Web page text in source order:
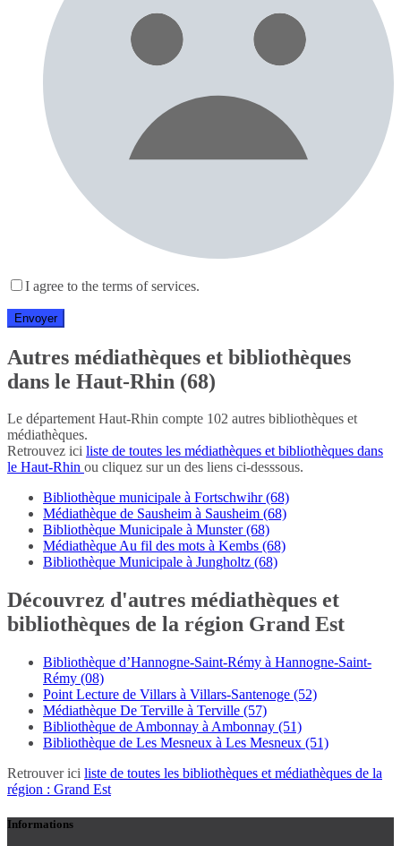
I agree to the terms of services.
Autres médiathèques et bibliothèques
dans le Haut-Rhin (68)
Le département Haut-Rhin compte 102 autres bibliothèques et
médiathèques.
Retrouvez ici liste de toutes les médiathèques et bibliothèques dans
le Haut-Rhin ou cliquez sur un des liens ci-desssous.
Bibliothèque municipale à Fortschwihr (68)
Médiathèque de Sausheim à Sausheim (68)
Bibliothèque Municipale à Munster (68)
Médiathèque Au fil des mots à Kembs (68)
Bibliothèque Municipale à Jungholtz (68)
Découvrez d'autres médiathèques et
bibliothèques de la région Grand Est
Bibliothèque d’Hannogne-Saint-Rémy à Hannogne-Saint-
Rémy (08)
Point Lecture de Villars à Villars-Santenoge (52)
Médiathèque De Terville à Terville (57)
Bibliothèque de Ambonnay à Ambonnay (51)
Bibliothèque de Les Mesneux à Les Mesneux (51)
Retrouver ici liste de toutes les bibliothèques et médiathèques de la
région : Grand Est
Informations